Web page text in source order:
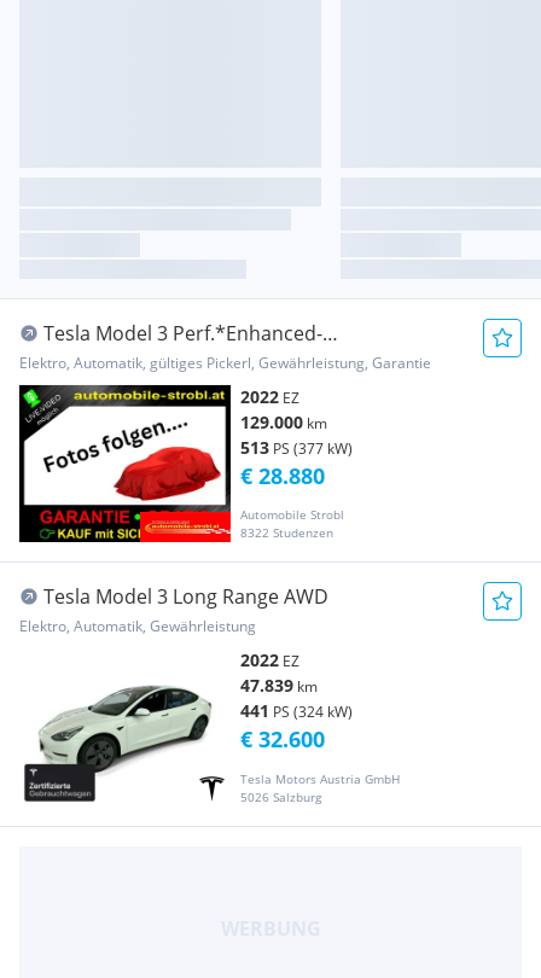
Tesla Model 3 Perf.*Enhanced-
Auto.P*GARANTIE*
Elektro, Automatik, gültiges Pickerl, Gewährleistung, Garantie
2022 EZ
129.000 km
513 PS (377 kW)
Automobile Strobl
8322 Studenzen
€ 28.880
Tesla Model 3 Long Range AWD
Elektro, Automatik, Gewährleistung
2022 EZ
47.839 km
441 PS (324 kW)
Tesla Motors Austria GmbH
5026 Salzburg
€ 32.600